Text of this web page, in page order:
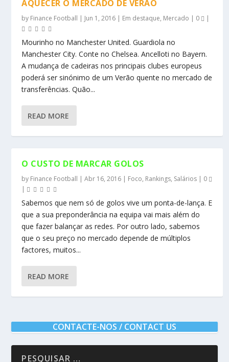
AQUECER O MERCADO DE VERÃO
by Finance Football | Jun 1, 2016 | Em destaque, Mercado | 0 |
Mourinho no Manchester United. Guardiola no
Manchester City. Conte no Chelsea. Ancelloti no Bayern.
A mudança de cadeiras nos principais clubes europeus
poderá ser sinónimo de um Verão quente no mercado de
transferências. Quão...
READ MORE
O CUSTO DE MARCAR GOLOS
by Finance Football |Abr 16, 2016 | Foco, Rankings, Salários | 0
|
Sabemos que nem só de golos vive um ponta-de-lança. E
que a sua preponderância na equipa vai mais além do
que fazer balançar as redes. Por outro lado, sabemos
que o seu preço no mercado depende de múltiplos
factores, muitos...
READ MORE
CONTACTE-NOS / CONTACT US